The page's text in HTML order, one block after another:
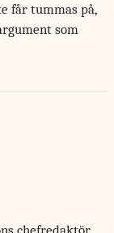
får tummas på,
som
chefredaktör